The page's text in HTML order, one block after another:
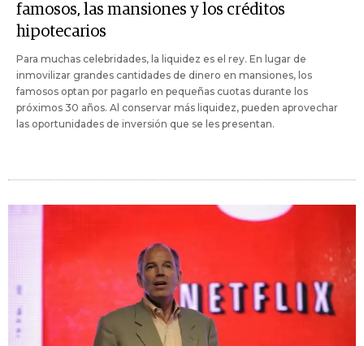
famosos, las mansiones y los créditos
hipotecarios
Para muchas celebridades, la liquidez es el rey. En lugar de
inmovilizar grandes cantidades de dinero en mansiones, los
famosos optan por pagarlo en pequeñas cuotas durante los
próximos 30 años. Al conservar más liquidez, pueden aprovechar
las oportunidades de inversión que se les presentan.